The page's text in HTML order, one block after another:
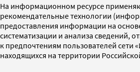
На информационном ресурсе
рекомендательные технологии
предоставления информации на
систематизации и анализа сведений,
к предпочтениям пользователей сети
находящихся на территории